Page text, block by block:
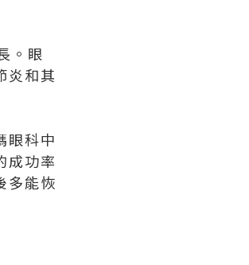
。眼
炎和其
眼科中
成功率
多能恢